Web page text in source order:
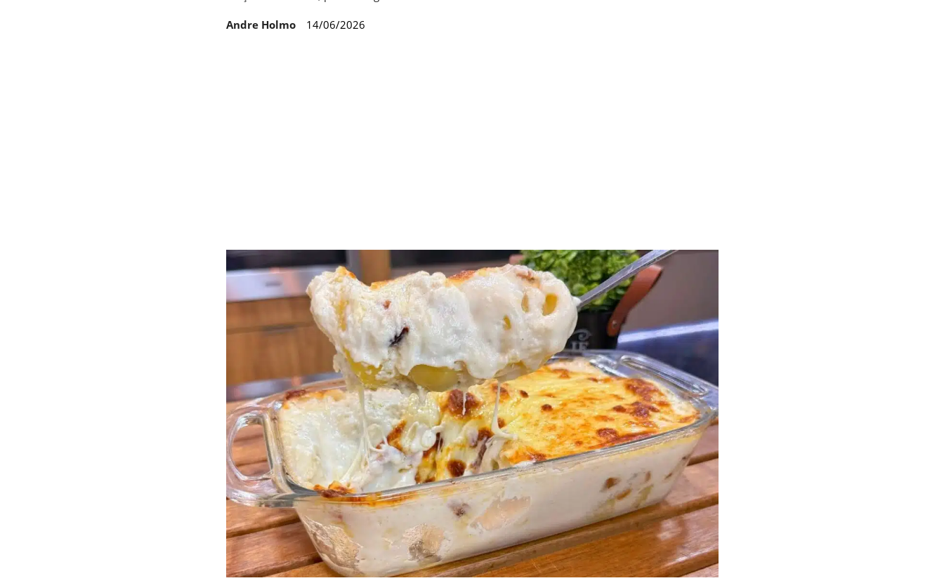
Andre Holmo 14/06/2026